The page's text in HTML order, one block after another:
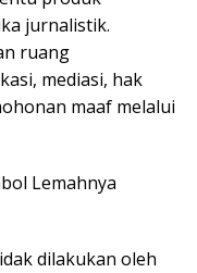
jurnalistik.
ruang
mediasi, hak
maaf melalui
Lemahnya
dilakukan oleh